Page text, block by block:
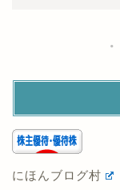
にほんブログ村